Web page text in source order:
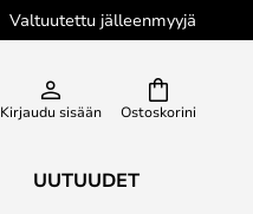
Valtuutettu jälleenmyyjä
Ostoskorini
Kirjaudu sisään
UUTUUDET